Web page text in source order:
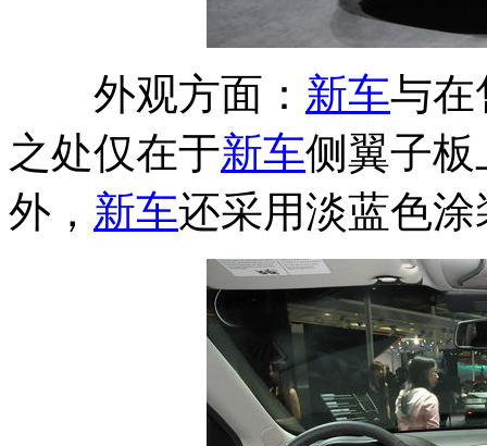
外观方面： 新车与在
之处仅在于新车侧翼子板
外， 新车还采用淡蓝色